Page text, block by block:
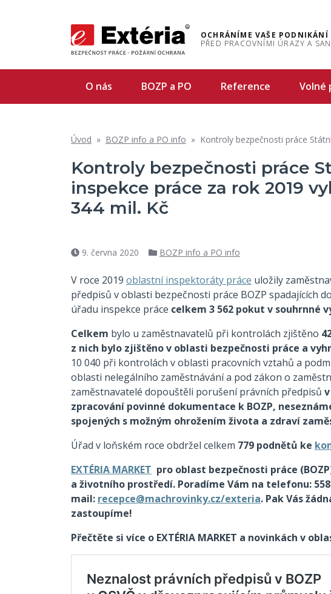
OCHRÁNÍME VAŠE PODNIKÁNÍ
PŘED PRACOVNÍMI ÚRAZY A
O nás BOZP a PO Reference Volné
Úvod » BOZP info a PO info » Kontroly bezpečnosti práce Státního úřadu
Kontroly bezpečnosti práce
inspekce práce za rok 2019
344 mil. Kč
Datum
9. června 2020 Rubriky
BOZP info a PO info
V roce 2019 oblastní inspektoráty práce uložily
předpisů v oblasti bezpečnosti práce BOZP spadajících
úřadu inspekce práce celkem 3 562 pokut v souhrnné
Celkem bylo u zaměstnavatelů při kontrolách zjištěno
z nich bylo zjištěno v oblasti bezpečnosti práce a
10 040 při kontrolách v oblasti pracovních vztahů a
oblasti nelegálního zaměstnávání a pod zákon o
zaměstnavatelé dopouštěli porušení právních předpisů
zpracování povinné dokumentace k BOZP,
spojených s možným ohrožením života a zdraví
Úřad v loňském roce obdržel celkem 779 podnětů ke
EXTÉRIA MARKET pro oblast bezpečnosti práce
a životního prostředí. Poradíme Vám na telefonu: 558
mail: recepce@machrovinky.cz/exteria. Pak Vás
zastoupíme!
Přečtěte si více o EXTÉRIA MARKET a novinkách v